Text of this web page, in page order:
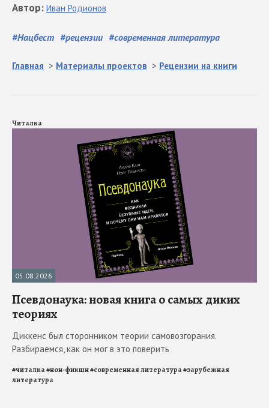
#Нацбест #рецензии #современная литература
Автор: Иван Родионов
Главная > Материалы проектов > Рецензии на книги
Читалка
05.08.2026
Псевдонаука: новая книга о самых диких
теориях
Диккенс был сторонником теории самовозгорания.
Разбираемся, как он мог в это поверить
#читалка#нон-фикшн#современная литература#зарубежная
литература